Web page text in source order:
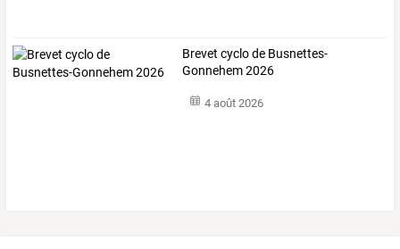
Brevet cyclo de Busnettes-
Gonnehem 2026
4 août 2026